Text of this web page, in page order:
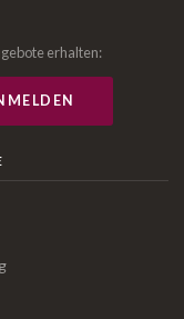
erhalten: